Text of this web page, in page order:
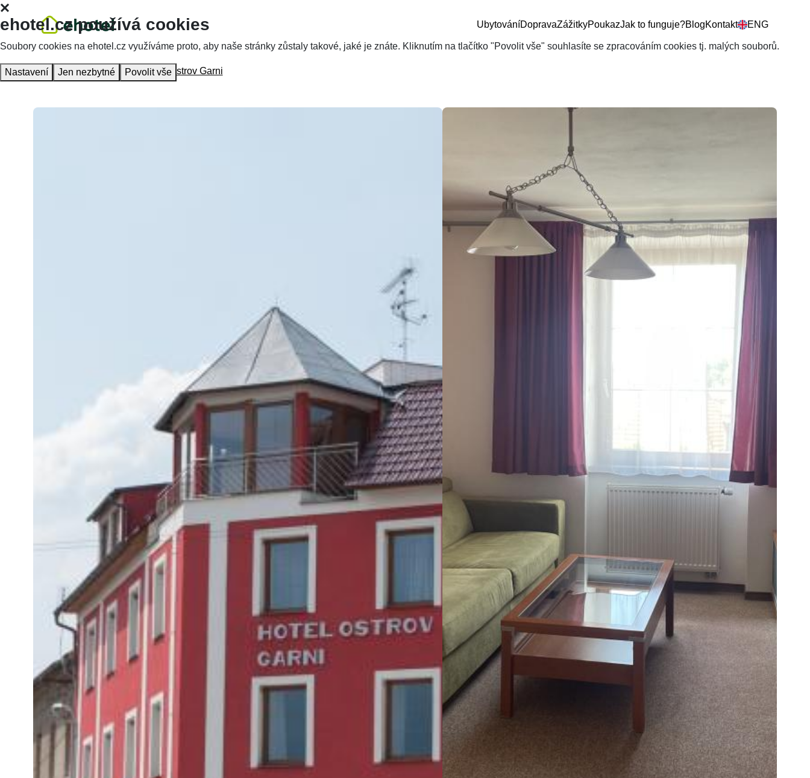
UbytováníDopravaZážitkyPoukazJak to funguje?BlogKontakt ENG
Hlavní stránka Ubytování Hotel Ostrov Garni
ehotel.cz používá cookies
Soubory cookies na ehotel.cz využíváme proto, aby naše stránky zůstaly takové, jaké je znáte. Kliknutím na tlačítko "Povolit vše" souhlasíte se zpracováním cookies tj. malých souborů.
Nastavení Jen nezbytné Povolit vše